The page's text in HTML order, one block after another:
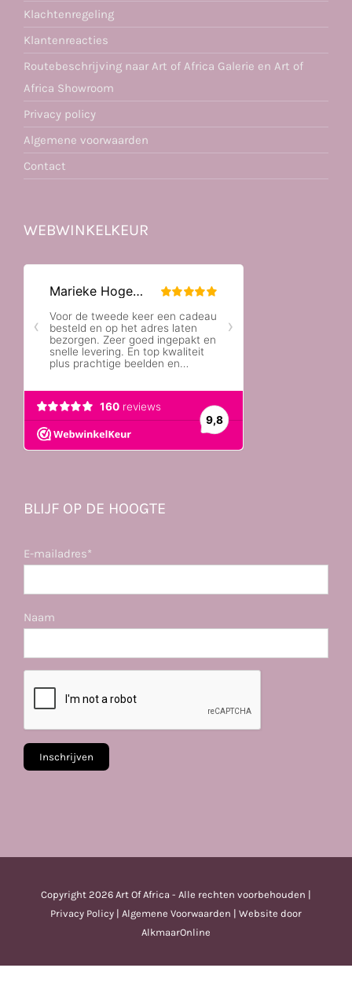
Klachtenregeling
Klantenreacties
Routebeschrijving naar Art of Africa Galerie en Art of
Africa Showroom
Privacy policy
Algemene voorwaarden
Contact
WEBWINKELKEUR
BLIJF OP DE HOOGTE
E-mailadres*
Naam
Copyright 2026 Art Of Africa - Alle rechten voorbehouden |
Privacy Policy | Algemene Voorwaarden | Website door
AlkmaarOnline